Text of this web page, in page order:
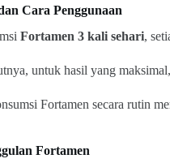
Cara Penggunaan
Fortamen 3 kali sehari,
untuk hasil yang
Fortamen secara rutin
Fortamen